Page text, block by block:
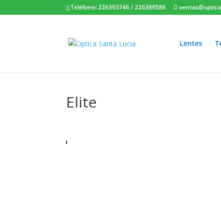
Teléfono: 226393746/226389586
Lentes
Elite